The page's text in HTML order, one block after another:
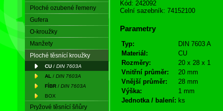
Ploché ozubené řemeny
Gufera
O-kroužky
Manžety
Ploché těsnící kroužky
CU / DIN 7603A
AL / DIN 7603A
FÍBR / DIN 7603A
BOX
Pryžové těsnící šňůry
Kód: 242092
Celní sazebník: 74152100
Parametry
Typ:
DIN 7603 A
Materiál:
CU
Rozměry:
20 x 28 x 1
Vnitřní průměr:
20 mm
Vnější průměr:
28 mm
Výška:
1 mm
Jednotka / balení: ks